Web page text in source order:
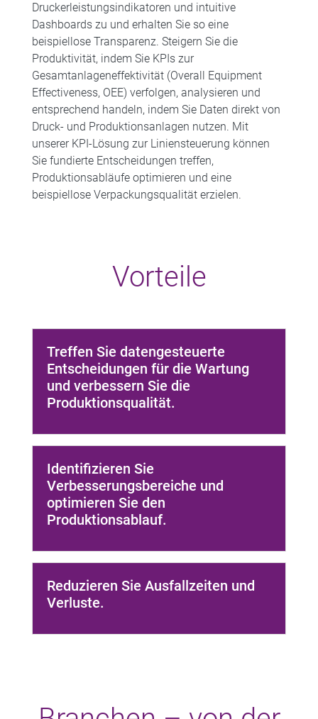
Druckerleistungsindikatoren und intuitive
Dashboards zu und erhalten Sie so eine
beispiellose Transparenz. Steigern Sie die
Produktivität, indem Sie KPIs zur
Gesamtanlageneffektivität (Overall Equipment
Effectiveness, OEE) verfolgen, analysieren und
entsprechend handeln, indem Sie Daten direkt von
Druck- und Produktionsanlagen nutzen. Mit
unserer KPI-Lösung zur Liniensteuerung können
Sie fundierte Entscheidungen treffen,
Produktionsabläufe optimieren und eine
beispiellose Verpackungsqualität erzielen.
Vorteile
Treffen Sie datengesteuerte
Entscheidungen für die Wartung
und verbessern Sie die
Produktionsqualität.
Identifizieren Sie
Verbesserungsbereiche und
optimieren Sie den
Produktionsablauf.
Reduzieren Sie Ausfallzeiten und
Verluste.